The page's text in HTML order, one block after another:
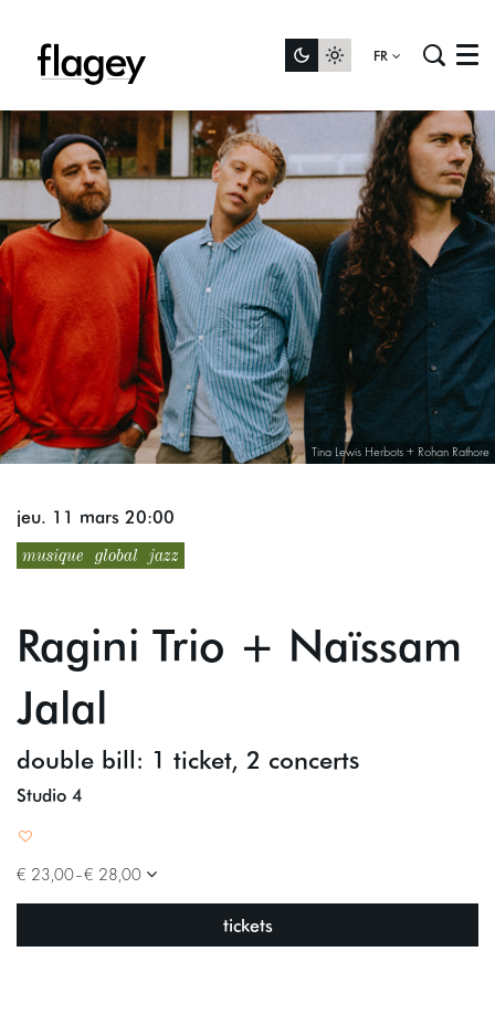
FR Menu
Tina Lewis Herbots + Rohan Rathore
musique global jazz
Ragini Trio + Naïssam
Jalal
double bill: 1 ticket, 2 concerts
jeu. 11 mars 20:00
Studio 4
€ 23,00–€ 28,00
tickets